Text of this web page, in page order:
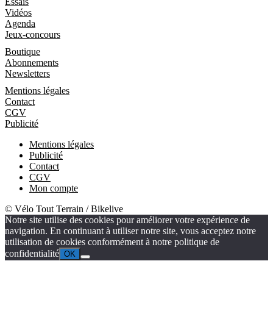
Vidéos
Agenda
Jeux-concours
Boutique
Abonnements
Newsletters
Mentions légales
Contact
CGV
Publicité
Mentions légales
Publicité
Contact
CGV
Mon compte
© Vélo Tout Terrain / Bikelive
Notre site utilise des cookies pour améliorer votre expérience de
navigation. En continuant à utiliser notre site, vous acceptez notre
utilisation de cookies conformément à notre politique de
confidentialité OK